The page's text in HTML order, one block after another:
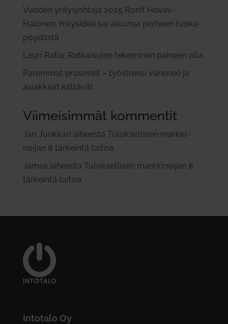
Vuoden yri­tys­johtaja 2025 Ronit Hovav-
Halonen: Yri­tysidea sai alkunsa perheen ruo­ka­
pöy­dästä
Lauri Ratia: Rat­kai­sujen teke­minen paineen alla
Paremmat pro­sessit – työ­stressi vähenee ja
asiakkaat kiit­tävät
Viimeisimmät kommentit
Jari Junkkari aiheesta Tulok­sel­lisen mark­ki­
noijan 8 tär­keintä taitoa
James aiheesta Tulok­sel­lisen mark­ki­noijan 8
tär­keintä taitoa
Intotalo Oy